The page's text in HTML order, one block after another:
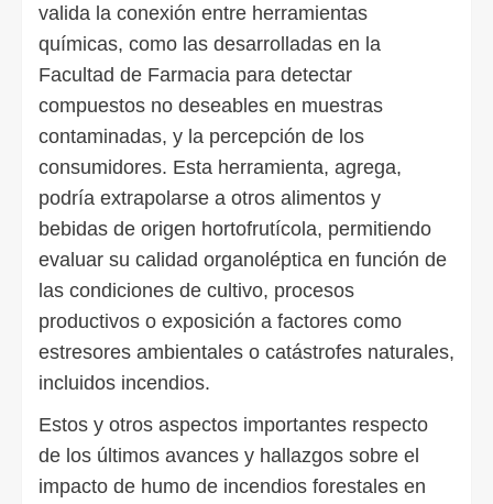
valida la conexión entre herramientas
químicas, como las desarrolladas en la
Facultad de Farmacia para detectar
compuestos no deseables en muestras
contaminadas, y la percepción de los
consumidores. Esta herramienta, agrega,
podría extrapolarse a otros alimentos y
bebidas de origen hortofrutícola, permitiendo
evaluar su calidad organoléptica en función de
las condiciones de cultivo, procesos
productivos o exposición a factores como
estresores ambientales o catástrofes naturales,
incluidos incendios.
Estos y otros aspectos importantes respecto
de los últimos avances y hallazgos sobre el
impacto de humo de incendios forestales en